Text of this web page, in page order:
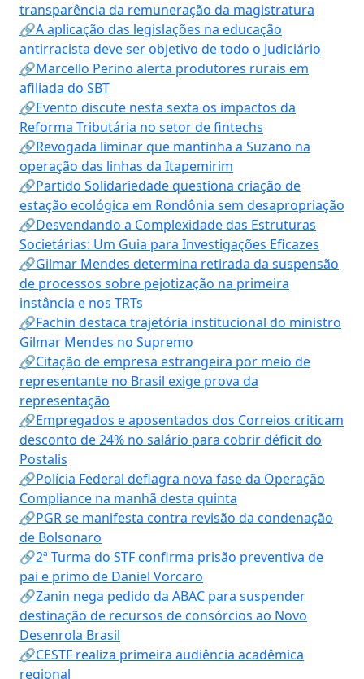
transparência da remuneração da magistratura
🔗A aplicação das legislações na educação
antirracista deve ser objetivo de todo o Judiciário
🔗Marcello Perino alerta produtores rurais em
afiliada do SBT
🔗Evento discute nesta sexta os impactos da
Reforma Tributária no setor de fintechs
🔗Revogada liminar que mantinha a Suzano na
operação das linhas da Itapemirim
🔗Partido Solidariedade questiona criação de
estação ecológica em Rondônia sem desapropriação
🔗Desvendando a Complexidade das Estruturas
Societárias: Um Guia para Investigações Eficazes
🔗Gilmar Mendes determina retirada da suspensão
de processos sobre pejotização na primeira
instância e nos TRTs
🔗Fachin destaca trajetória institucional do ministro
Gilmar Mendes no Supremo
🔗Citação de empresa estrangeira por meio de
representante no Brasil exige prova da
representação
🔗Empregados e aposentados dos Correios criticam
desconto de 24% no salário para cobrir déficit do
Postalis
🔗Polícia Federal deflagra nova fase da Operação
Compliance na manhã desta quinta
🔗PGR se manifesta contra revisão da condenação
de Bolsonaro
🔗2ª Turma do STF confirma prisão preventiva de
pai e primo de Daniel Vorcaro
🔗Zanin nega pedido da ABAC para suspender
destinação de recursos de consórcios ao Novo
Desenrola Brasil
🔗CESTF realiza primeira audiência acadêmica
regional